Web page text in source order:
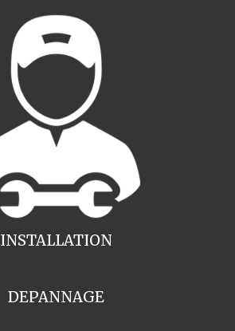
INSTALLATION
DEPANNAGE